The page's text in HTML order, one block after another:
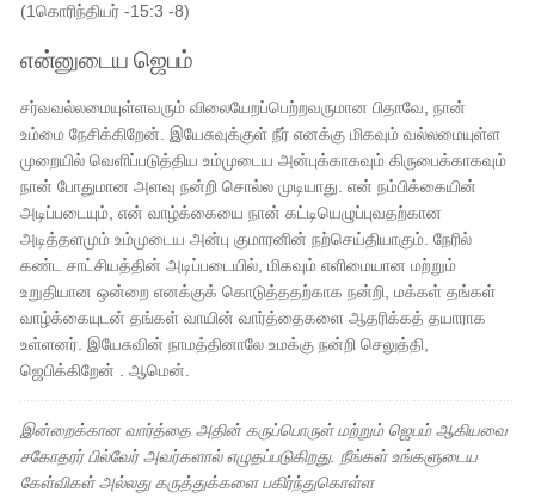
(1கொரிந்தியர் -15:3 -8)
என்னுடைய ஜெபம்
சர்வவல்லமையுள்ளவரும் விலையேறப்பெற்றவருமான பிதாவே, நான்
உம்மை நேசிக்கிறேன். இயேசுவுக்குள் நீர் எனக்கு மிகவும் வல்லமையுள்ள
முறையில் வெளிப்படுத்திய உம்முடைய அன்புக்காகவும் கிருபைக்காகவும்
நான் போதுமான அளவு நன்றி சொல்ல முடியாது. என் நம்பிக்கையின்
அடிப்படையும், என் வாழ்க்கையை நான் கட்டியெழுப்புவதற்கான
அடித்தளமும் உம்முடைய அன்பு குமாரனின் நற்செய்தியாகும். நேரில்
கண்ட சாட்சியத்தின் அடிப்படையில், மிகவும் எளிமையான மற்றும்
உறுதியான ஒன்றை எனக்குக் கொடுத்ததற்காக நன்றி, மக்கள் தங்கள்
வாழ்க்கையுடன் தங்கள் வாயின் வார்த்தைகளை ஆதரிக்கத் தயாராக
உள்ளனர். இயேசுவின் நாமத்தினாலே உமக்கு நன்றி செலுத்தி,
ஜெபிக்கிறேன் . ஆமென்.
இன்றைக்கான வார்த்தை அதின் கருப்பொருள் மற்றும் ஜெபம் ஆகியவை
சகோதரர் பில்வேர் அவர்களால் எழுதப்படுகிறது. நீங்கள் உங்களுடைய
கேள்விகள் அல்லது கருத்துக்களை பகிர்ந்துகொள்ள